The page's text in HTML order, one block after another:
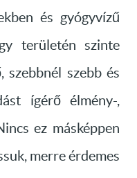
és gyógyvízű
területén szinte
szebbnél szebb és
ígérő élmény-,
ez másképpen
merre érdemes